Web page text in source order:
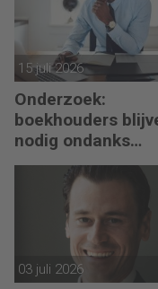
15 juli 2026
Onderzoek:
boekhouders
nodig ondanks
03 juli 2026